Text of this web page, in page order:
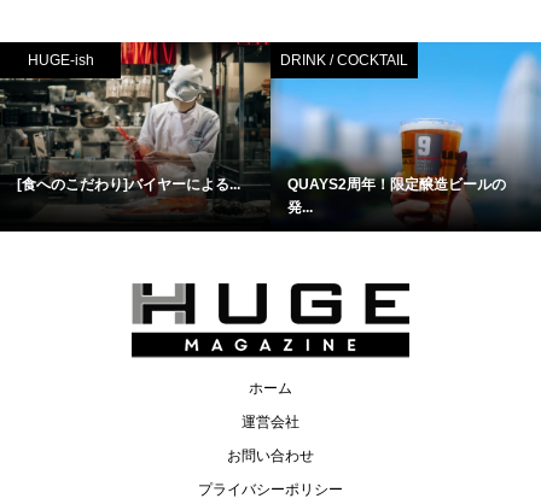
HUGE-ish
[食へのこだわり]バイヤーによる...
DRINK / COCKTAIL
QUAYS2周年！限定醸造ビールの
発...
ホーム
運営会社
お問い合わせ
プライバシーポリシー